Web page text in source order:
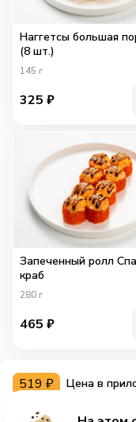
519 ₽ Цена в
Наггетсы большая
(8 шт.)
145 г
325 ₽
Запеченный ролл
краб
280 г
465 ₽